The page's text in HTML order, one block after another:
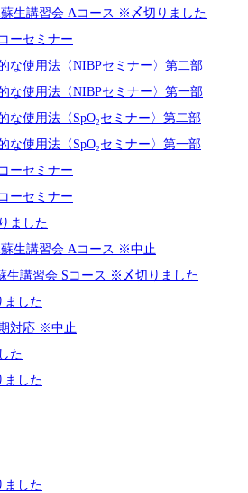
生講習会 Aコース ※〆切りました
ーセミナー
な使用法〈NIBPセミナー〉第二部
な使用法〈NIBPセミナー〉第一部
な使用法〈SpO₂セミナー〉第二部
な使用法〈SpO₂セミナー〉第一部
ーセミナー
ーセミナー
ました
生講習会 Aコース ※中止
生講習会 Sコース ※〆切りました
ました
対応 ※中止
た
ました
ました